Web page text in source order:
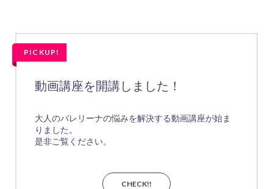
PICKUP!
動画講座を開講しました！
大人のバレリーナの悩みを解決する動画講座が始ま
りました。
是非ご覧ください。
CHECK!!